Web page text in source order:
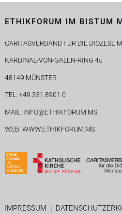
ETHIKFORUM IM BISTUM
CARITASVERBAND FÜR DIE DIÖZESE
KARDINAL-VON-GALEN-RING 45
48149 MÜNSTER
TEL: +49 251 8901 0
MAIL: INFO@ETHIKFORUM.MS
WEB: WWW.ETHIKFORUM.MS
IMPRESSUM